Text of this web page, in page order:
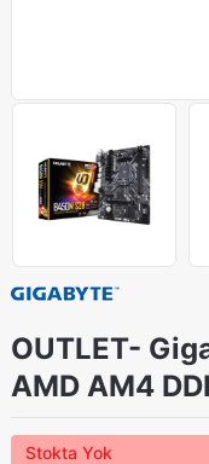
OUTLET-
AMD AM4
Stokta Yok